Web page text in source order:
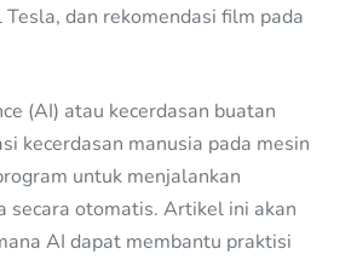
Tesla, dan rekomendasi film pada
(AI) atau kecerdasan buatan
kecerdasan manusia pada mesin
untuk menjalankan
secara otomatis. Artikel ini akan
AI dapat membantu praktisi